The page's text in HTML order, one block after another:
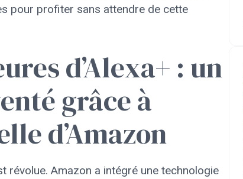
pour profiter sans attendre de cette
d’Alexa+ : un
grâce à
d’Amazon
révolue. Amazon a intégré une technologie